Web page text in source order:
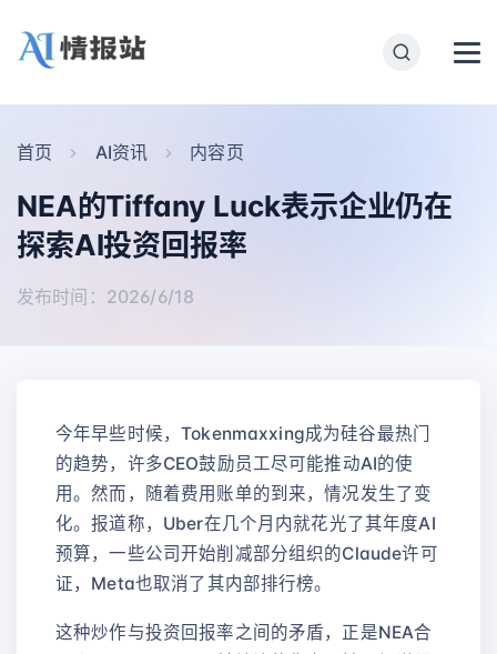
首页 AI资讯 内容页
NEA的Tiffany Luck表示企业仍在
探索AI投资回报率
发布时间：2026/6/18
今年早些时候，Tokenmaxxing成为硅谷最热门
的趋势，许多CEO鼓励员工尽可能推动AI的使
用。然而，随着费用账单的到来，情况发生了变
化。报道称，Uber在几个月内就花光了其年度AI
预算，一些公司开始削减部分组织的Claude许可
证，Meta也取消了其内部排行榜。
这种炒作与投资回报率之间的矛盾，正是NEA合